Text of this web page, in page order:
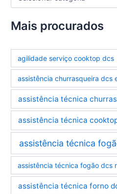
e
g
r
a
Mais procurados
agilidade serviço cooktop dcs
assistência churrasqueira dcs
assistência técnica
assistência técnica
assistência técnica
assistência técnica fogão dcs
assistência técnica forno